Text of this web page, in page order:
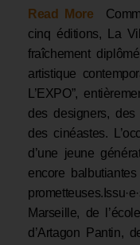
Read More
cinq éditions, La
fraîchement
artistique
L’EXPO”,
des designers,
des cinéastes.
d’une jeune
encore
Marseille, de
d’Artagon Pantin,